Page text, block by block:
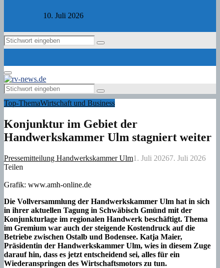
10. Juli 2026
Search
Search
Primary
Menu
Search
for:
Search
Top-ThemaWirtschaft und Business
Konjunktur im Gebiet der
Handwerkskammer Ulm stagniert weiter
Pressemitteilung Handwerkskammer Ulm1. Juli 20267. Juli 2026
Teilen
Grafik: www.amh-online.de
Die Vollversammlung der Handwerkskammer Ulm hat in sich
in ihrer aktuellen Tagung in Schwäbisch Gmünd mit der
Konjunkturlage im regionalen Handwerk beschäftigt. Thema
im Gremium war auch der steigende Kostendruck auf die
Betriebe zwischen Ostalb und Bodensee. Katja Maier,
Präsidentin der Handwerkskammer Ulm, wies in diesem Zuge
darauf hin, dass es jetzt entscheidend sei, alles für ein
Wiederanspringen des Wirtschaftsmotors zu tun.